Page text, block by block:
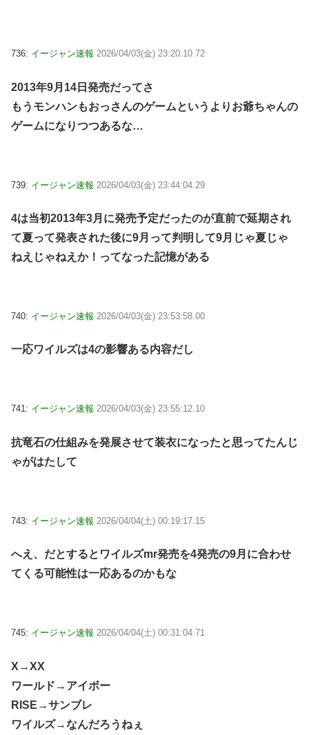
736: イージャン速報 2026/04/03(金) 23:20:10.72
2013年9月14日発売だってさ
もうモンハンもおっさんのゲームというよりお爺ちゃんの
ゲームになりつつあるな…
739: イージャン速報 2026/04/03(金) 23:44:04.29
4は当初2013年3月に発売予定だったのが直前で延期され
て夏って発表された後に9月って判明して9月じゃ夏じゃ
ねえじゃねえか！ってなった記憶がある
740: イージャン速報 2026/04/03(金) 23:53:58.00
一応ワイルズは4の影響ある内容だし
741: イージャン速報 2026/04/03(金) 23:55:12.10
抗竜石の仕組みを発展させて装衣になったと思ってたんじ
ゃがはたして
743: イージャン速報 2026/04/04(土) 00:19:17.15
へえ、だとするとワイルズmr発売を4発売の9月に合わせ
てくる可能性は一応あるのかもな
745: イージャン速報 2026/04/04(土) 00:31:04.71
X→XX
ワールド→アイボー
RISE→サンブレ
ワイルズ→なんだろうねぇ